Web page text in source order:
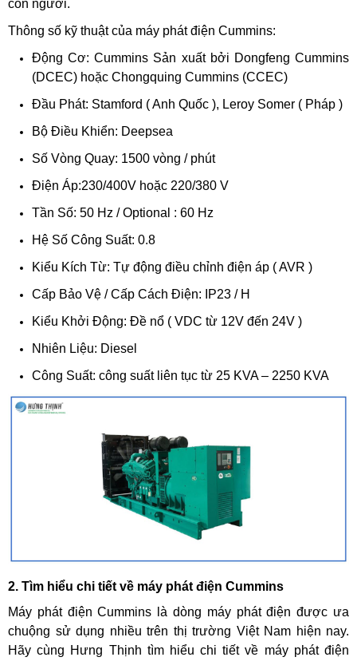
con người.
Thông số kỹ thuật của máy phát điện Cummins:
Động Cơ: Cummins Sản xuất bởi Dongfeng Cummins
(DCEC) hoặc Chongquing Cummins (CCEC)
Đầu Phát: Stamford ( Anh Quốc ), Leroy Somer ( Pháp )
Bộ Điều Khiển: Deepsea
Số Vòng Quay: 1500 vòng / phút
Điện Áp:230/400V hoặc 220/380 V
Tần Số: 50 Hz / Optional : 60 Hz
Hệ Số Công Suất: 0.8
Kiểu Kích Từ: Tự động điều chỉnh điện áp ( AVR )
Cấp Bảo Vệ / Cấp Cách Điện: IP23 / H
Kiểu Khởi Động: Đề nổ ( VDC từ 12V đến 24V )
Nhiên Liệu: Diesel
Công Suất: công suất liên tục từ 25 KVA – 2250 KVA
2. Tìm hiểu chi tiết về máy phát điện Cummins
Máy phát điện Cummins là dòng máy phát điện được ưa
chuộng sử dụng nhiều trên thị trường Việt Nam hiện nay.
Hãy cùng Hưng Thịnh tìm hiểu chi tiết về máy phát điện